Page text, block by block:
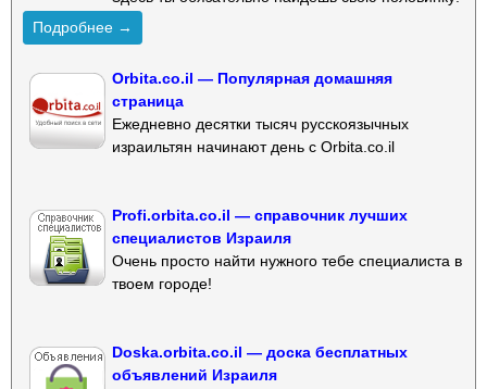
Подробнее →
Orbita.co.il — Популярная домашняя
страница
Ежедневно десятки тысяч русскоязычных
израильтян начинают день с Orbita.co.il
Profi.orbita.co.il — справочник лучших
специалистов Израиля
Очень просто найти нужного тебе специалиста в
твоем городе!
Doska.orbita.co.il — доска бесплатных
объявлений Израиля